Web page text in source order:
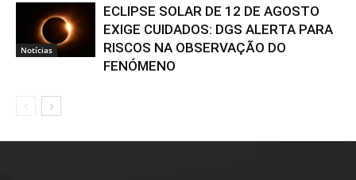
Notícias
ECLIPSE SOLAR DE 12 DE AGOSTO
EXIGE CUIDADOS: DGS ALERTA PARA
RISCOS NA OBSERVAÇÃO DO
FENÓMENO